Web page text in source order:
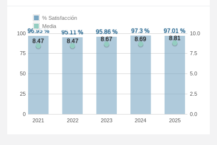
2021 2022 2023 2024 2025
0
25
50
75
100
0.0
2.5
5.0
7.5
10.0
% Satisfacción
Media